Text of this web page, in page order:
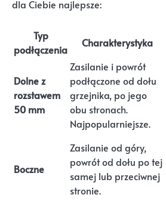
dla Ciebie najlepsze:
Typ
podłączenia
Charakterystyka
Dolne z
rozstawem
50 mm
Zasilanie i powrót
podłączone od dołu
grzejnika, po jego
obu stronach.
Najpopularniejsze.
Boczne
Zasilanie od góry,
powrót od dołu po tej
samej lub przeciwnej
stronie.